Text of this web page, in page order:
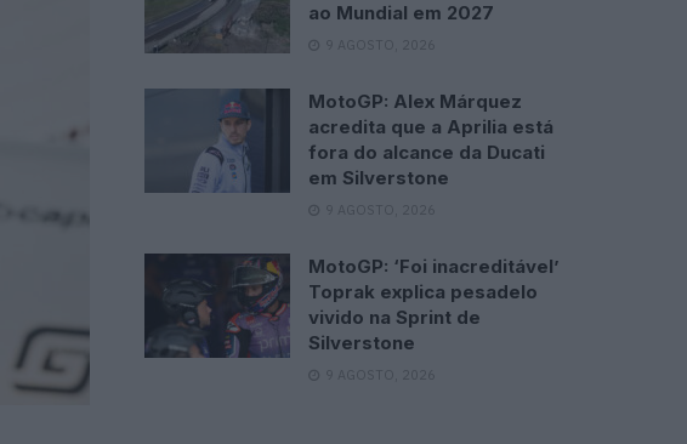
ao Mundial em 2027
9 AGOSTO, 2026
MotoGP: Alex Márquez
acredita que a Aprilia está
fora do alcance da Ducati
em Silverstone
9 AGOSTO, 2026
MotoGP: ‘Foi inacreditável’
Toprak explica pesadelo
vivido na Sprint de
Silverstone
9 AGOSTO, 2026